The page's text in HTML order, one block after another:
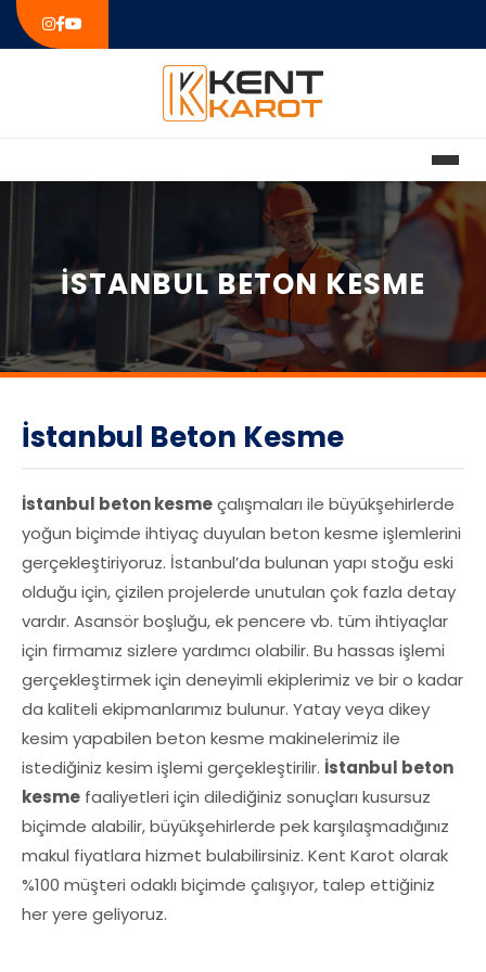
İSTANBUL BETON KESME
İstanbul Beton Kesme
İstanbul beton kesmeçalışmaları ile büyükşehirlerde
yoğun biçimde ihtiyaç duyulan beton kesme işlemlerini
gerçekleştiriyoruz. İstanbul’da bulunan yapı stoğu eski
olduğu için, çizilen projelerde unutulan çok fazla detay
vardır. Asansör boşluğu, ek pencere vb. tüm ihtiyaçlar
için firmamız sizlere yardımcı olabilir. Bu hassas işlemi
gerçekleştirmek için deneyimli ekiplerimiz ve bir o kadar
da kaliteli ekipmanlarımız bulunur. Yatay veya dikey
kesim yapabilen beton kesme makinelerimiz ile
istediğiniz kesim işlemi gerçekleştirilir. İstanbul beton
kesme faaliyetleri için dilediğiniz sonuçları kusursuz
biçimde alabilir, büyükşehirlerde pek karşılaşmadığınız
makul fiyatlara hizmet bulabilirsiniz. Kent Karot olarak
%100 müşteri odaklı biçimde çalışıyor, talep ettiğiniz
her yere geliyoruz.